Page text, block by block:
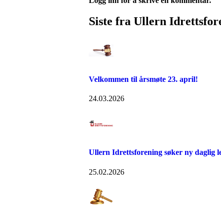
Siste fra Ullern
Velkommen til årsmøte 23. april!
24.03.2026
Ullern Idrettsforening søker ny daglig
25.02.2026